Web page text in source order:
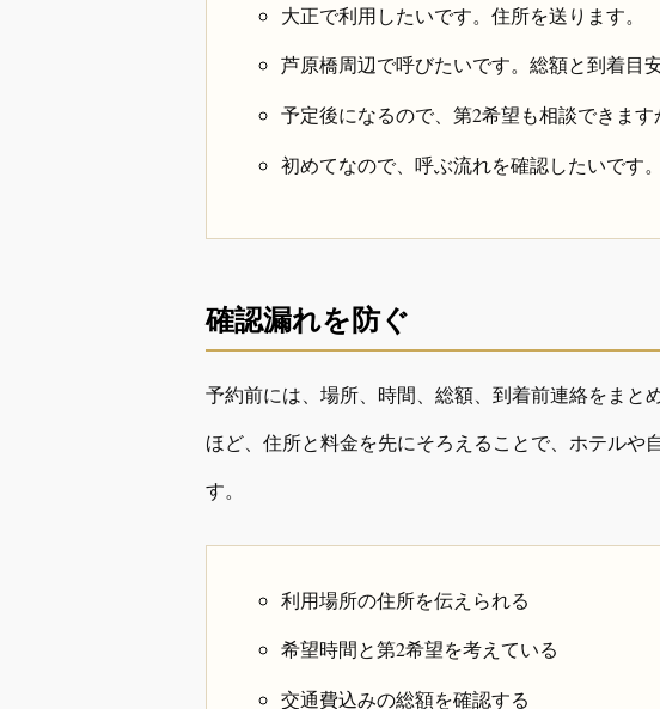
大正で利用したいです。住所を送ります。
芦原橋周辺で呼びたいです。総額と到着目
予定後になるので、第2希望も相談できます
初めてなので、呼ぶ流れを確認したいです。
確認漏れを防ぐ
予約前には、場所、時間、総額、到着前連絡をまと
ほど、住所と料金を先にそろえることで、ホテルや
す。
利用場所の住所を伝えられる
希望時間と第2希望を考えている
交通費込みの総額を確認する